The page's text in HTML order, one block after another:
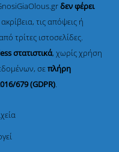
δεν φέρει
τις απόψεις ή
τρίτες ιστοσελίδες.
στατιστικά, χωρίς χρήση
σεπλήρη
679 (GDPR).